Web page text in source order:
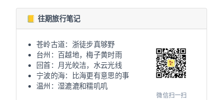
📒 往期旅行笔记
苍岭古道：浙徒步真够野
台州：百越地，梅子黄时雨
回首：月光皎洁，水云光线
宁波的海：比海更有意思的事
温州：湿漉漉和糯叽叽
微信扫一扫